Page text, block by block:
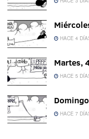
HACE 4
Martes,
HACE 5
HACE 7